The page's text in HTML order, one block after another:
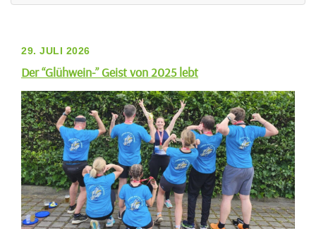
29. JULI 2026
Der “Glühwein-” Geist von 2025 lebt